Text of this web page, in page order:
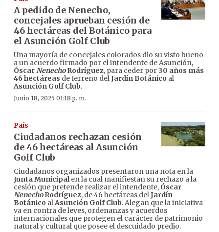
A pedido de Nenecho,
concejales aprueban cesión de
46 hectáreas del Botánico para
el Asunción Golf Club
Una mayoría de concejales colorados dio su visto bueno
a un acuerdo firmado por el intendente de Asunción,
ÓscarNenechoRodríguez, para ceder por 30 años más
46 hectáreas de terreno delJardín Botánico al
Asunción Golf Club.
Junio 18, 2025 01:18 p. m.
País
Ciudadanos rechazan cesión
de 46 hectáreas al Asunción
Golf Club
Ciudadanos organizados presentaron una nota en la
Junta Municipalen la cual manifiestan su rechazo a la
cesión que pretende realizar el intendente, Óscar
NenechoRodríguez, de 46 hectáreas delJardín
Botánico alAsunción Golf Club. Alegan que la iniciativa
va en contra de leyes, ordenanzas y acuerdos
internacionales que protegen el carácter de patrimonio
natural y cultural que posee el descuidado predio.